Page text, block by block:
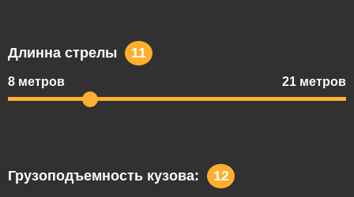
Длинна стрелы 11
8 метров 21 метров
Грузоподъемность кузова: 12